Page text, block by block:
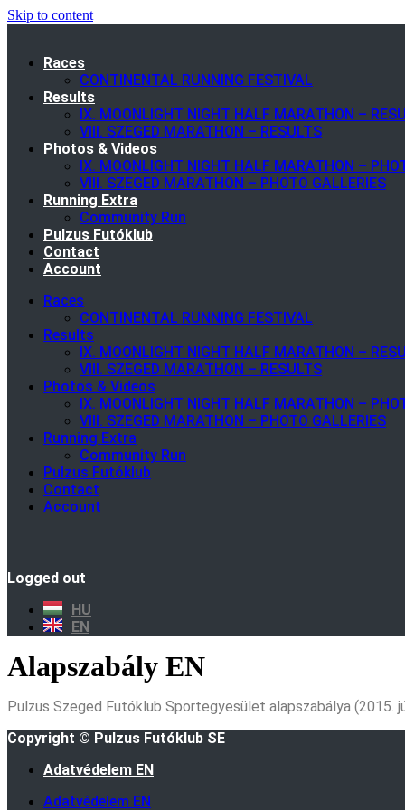
Skip to content
Races
CONTINENTAL RUNNING FESTIVAL
Results
IX. MOONLIGHT NIGHT HALF MARATHON –
VIII. SZEGED MARATHON – RESULTS
Photos & Videos
IX. MOONLIGHT NIGHT HALF MARATHON –
VIII. SZEGED MARATHON – PHOTO GALLERIES
Running Extra
Community Run
Pulzus Futóklub
Contact
Account
Races
CONTINENTAL RUNNING FESTIVAL
Results
IX. MOONLIGHT NIGHT HALF MARATHON –
VIII. SZEGED MARATHON – RESULTS
Photos & Videos
IX. MOONLIGHT NIGHT HALF MARATHON –
VIII. SZEGED MARATHON – PHOTO GALLERIES
Running Extra
Community Run
Pulzus Futóklub
Contact
Account
Logged out
HU
EN
Alapszabály EN
Pulzus Szeged Futóklub Sportegyesület alapszabálya
Copyright © Pulzus Futóklub SE
Adatvédelem EN
Adatvédelem EN